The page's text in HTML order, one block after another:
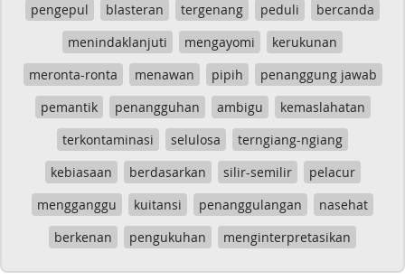
pengepul
blasteran tergenang peduli
bercanda
menindaklanjuti
mengayomi
kerukunan
meronta-ronta
menawan pipih
penanggung jawab
pemantik
penangguhan ambigu
kemaslahatan
terkontaminasi
selulosa
terngiang-ngiang
kebiasaan
berdasarkan silir-semilir
pelacur
mengganggu
kuitansi penanggulangan
nasehat
berkenan
pengukuhan menginterpretasikan